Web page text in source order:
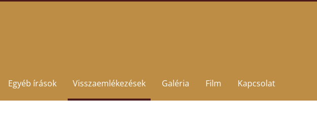
Egyéb írások Visszaemlékezések Galéria Film Kapcsolat